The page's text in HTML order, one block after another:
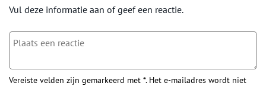
Vul deze informatie aan of geef een reactie.
Vereiste velden zijn gemarkeerd met *. Het e-mailadres wordt niet